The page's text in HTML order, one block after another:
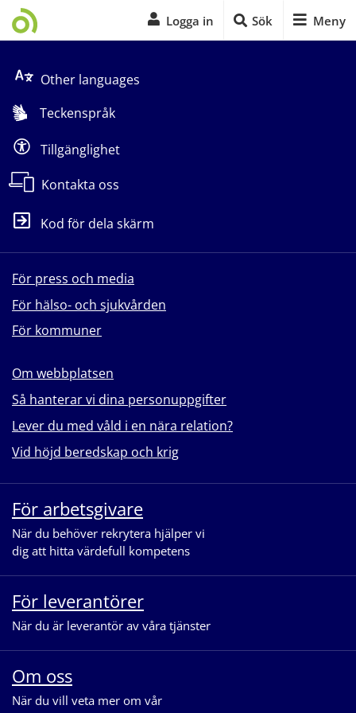
Logga in Sök Meny
Other languages
Teckenspråk
Tillgänglighet
Kontakta oss
Kod för dela skärm
För press och media
För hälso- och sjukvården
För kommuner
Om webbplatsen
Så hanterar vi dina personuppgifter
Lever du med våld i en nära relation?
Vid höjd beredskap och krig
För arbetsgivare
När du behöver rekrytera hjälper vi
dig att hitta värdefull kompetens
För leverantörer
När du är leverantör av våra tjänster
Om oss
När du vill veta mer om vår